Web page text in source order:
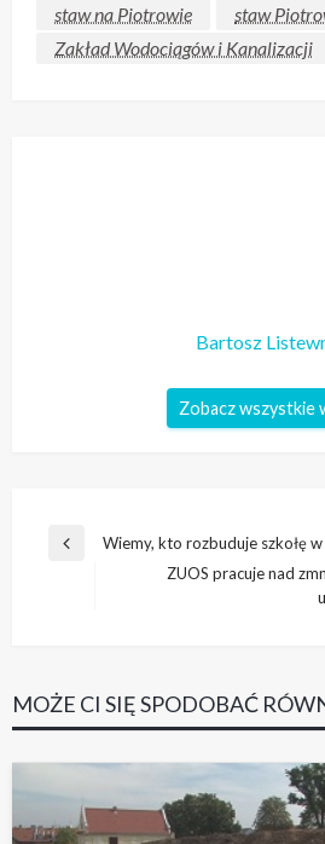
staw na Piotrowie
staw
Zakład Wodociągów i Kanalizacji
Bartosz
Zobacz wszystkie
Nawigacja
Poprzedni
Wiemy, kto rozbuduje szkołę
ZUOS pracuje nad
MOŻE CI SIĘ SPODOBAĆ